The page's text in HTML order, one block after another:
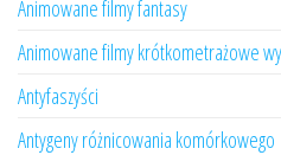
Animowane filmy fantasy
Animowane filmy krótkometrażowe
Antyfaszyści
Antygeny różnicowania komórkowego